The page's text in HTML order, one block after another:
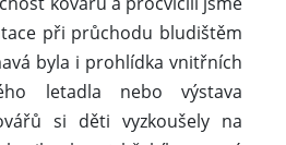
chodníků, umístěných
prohlídce „železné“ Zoo
kovářů a procvičili jsme
při průchodu bludištěm
byla i prohlídka vnitřních